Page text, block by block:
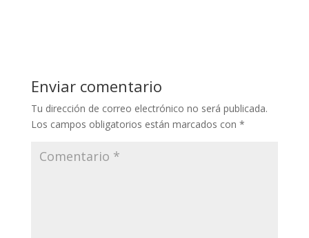
Enviar comentario
Tu dirección de correo electrónico no será publicada.
Los campos obligatorios están marcados con *